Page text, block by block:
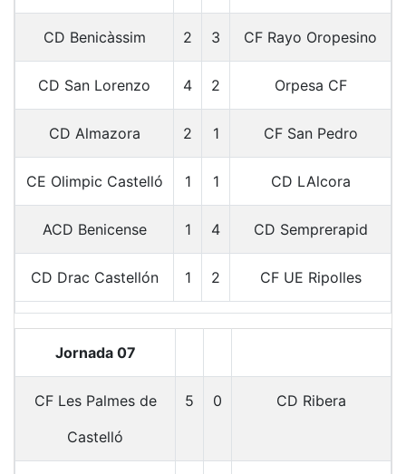
CD Benicàssim 2 3 CF Rayo Oropesino
CD San Lorenzo 4 2 Orpesa CF
CD Almazora 2 1 CF San Pedro
CE Olimpic Castelló 1 1 CD LAlcora
ACD Benicense 1 4 CD Semprerapid
CD Drac Castellón 1 2 CF UE Ripolles
Jornada 07
CF Les Palmes de
Castelló
5 0 CD Ribera